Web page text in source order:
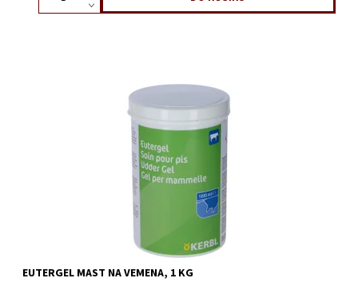
EUTERGEL MAST NA VEMENA, 1 KG